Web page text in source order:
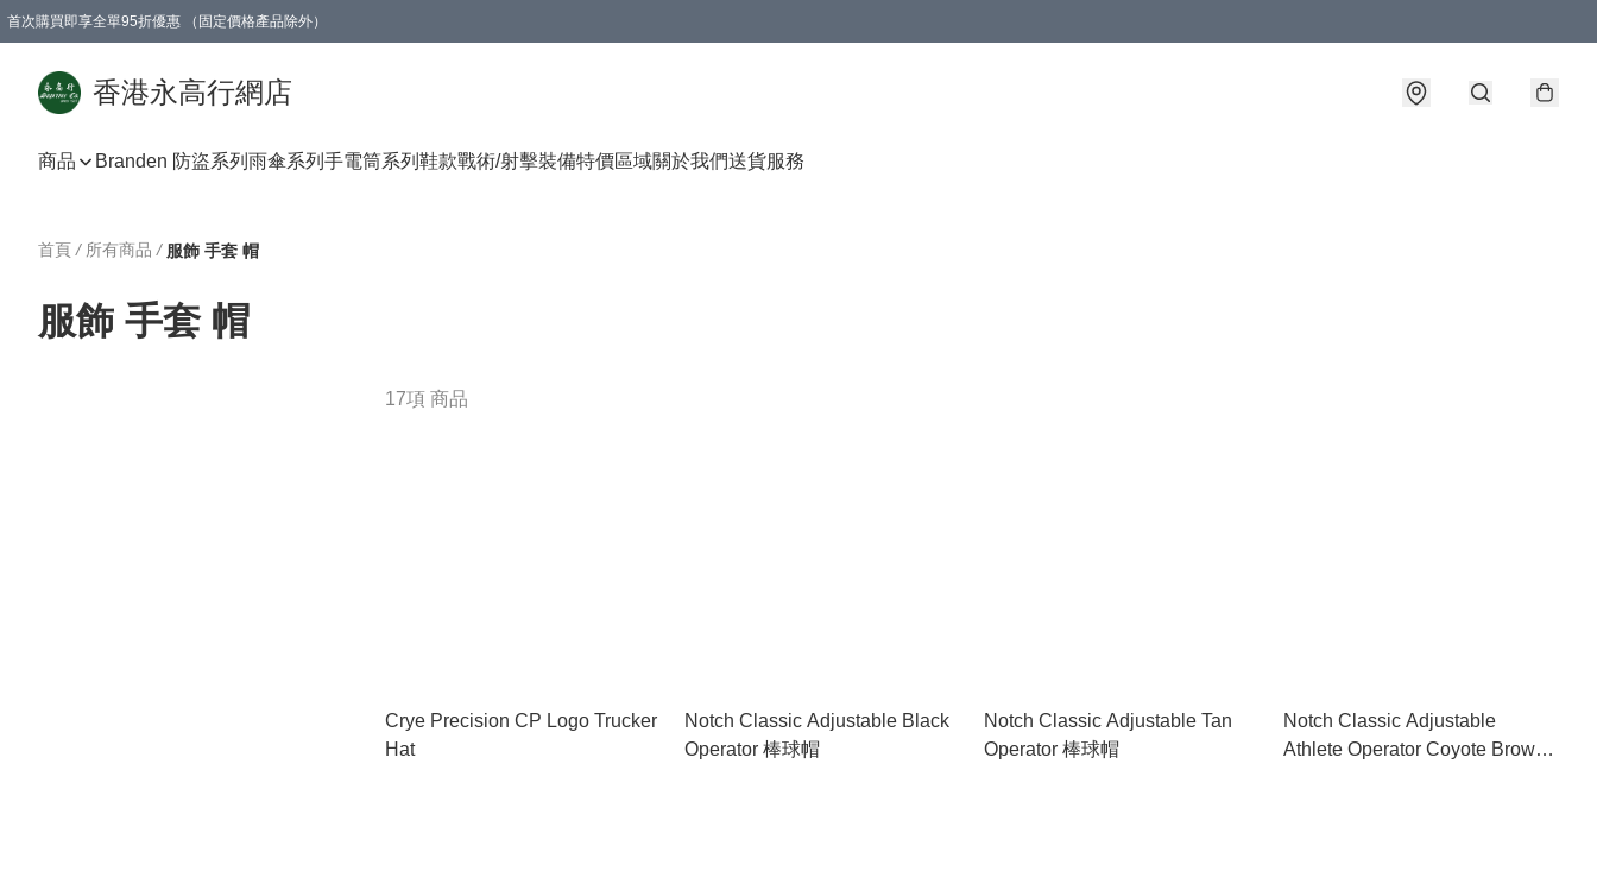
首次購買即享全單95折優惠 （固定價格產品除外）
香港永高行網店
商品 Branden 防盜系列 雨傘系列 手電筒系列 鞋款戰術/射擊裝備特價區域關於我們送貨服務
首頁 / 所有商品 / 服飾 手套 帽
服飾 手套 帽
17項 商品
Crye Precision CP Logo Trucker
Hat
Notch Classic Adjustable Black
Operator 棒球帽
Notch Classic Adjustable Tan
Operator 棒球帽
Notch Classic Adjustable
Athlete Operator Coyote Brown